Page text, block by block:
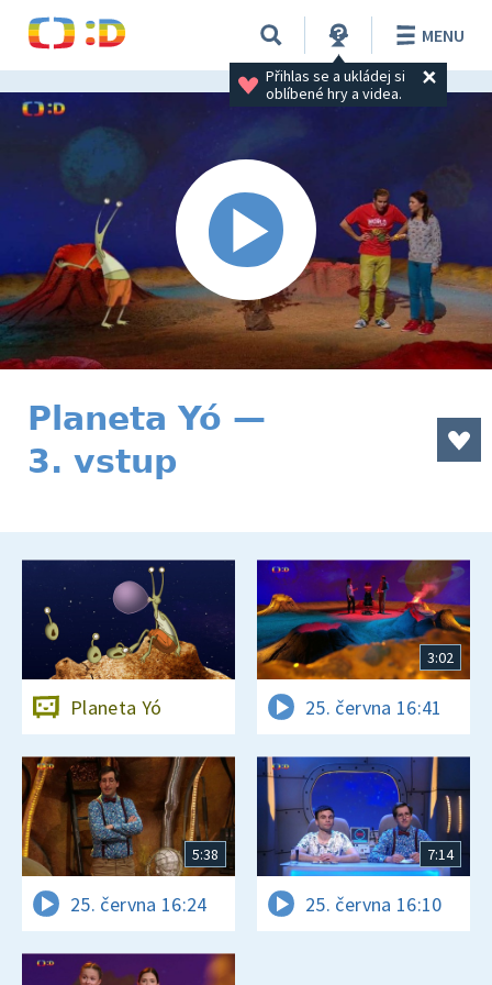
Přihlas se a ukládej si
oblíbené hry a videa.
MENU
Planeta Yó —
3. vstup
Planeta Yó
3:02
25. června 16:41
5:38
25. června 16:24
7:14
25. června 16:10